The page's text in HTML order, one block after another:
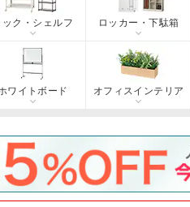
ック・シェルフ ロッカー・下駄箱
ワイトボード オフィスインテリア